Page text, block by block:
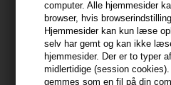
computer. Alle hjemmesider
browser, hvis
Hjemmesider kan kun læse
selv har gemt og kan ikke
hjemmesider. Der er to typer
midlertidige (session
gemmes som en fil på din
Du får 32 DKK til dit næste køb
min konto
399,10 DKK FRA GRATIS FRAGT